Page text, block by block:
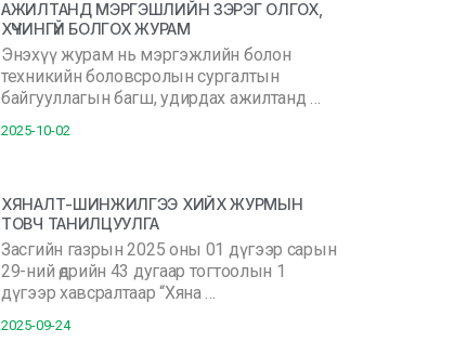
АЖИЛТАНД МЭРГЭШЛИЙН ЗЭРЭГ ОЛГОХ,
ХҮЧИНГҮЙ БОЛГОХ ЖУРАМ
Энэхүү журам нь мэргэжлийн болон
техникийн боловсролын сургалтын
байгууллагын багш, удирдах ажилтанд …
2025-10-02
ХЯНАЛТ-ШИНЖИЛГЭЭ ХИЙХ ЖУРМЫН
ТОВЧ ТАНИЛЦУУЛГА
Засгийн газрын 2025 оны 01 дүгээр сарын
29-ний өдрийн 43 дугаар тогтоолын 1
дүгээр хавсралтаар “Хяна …
2025-09-24